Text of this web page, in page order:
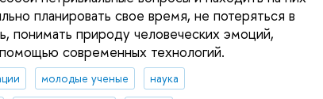
планировать свое время, не потеряться в
понимать природу человеческих эмоций,
современных технологий.
молодые ученые
наука